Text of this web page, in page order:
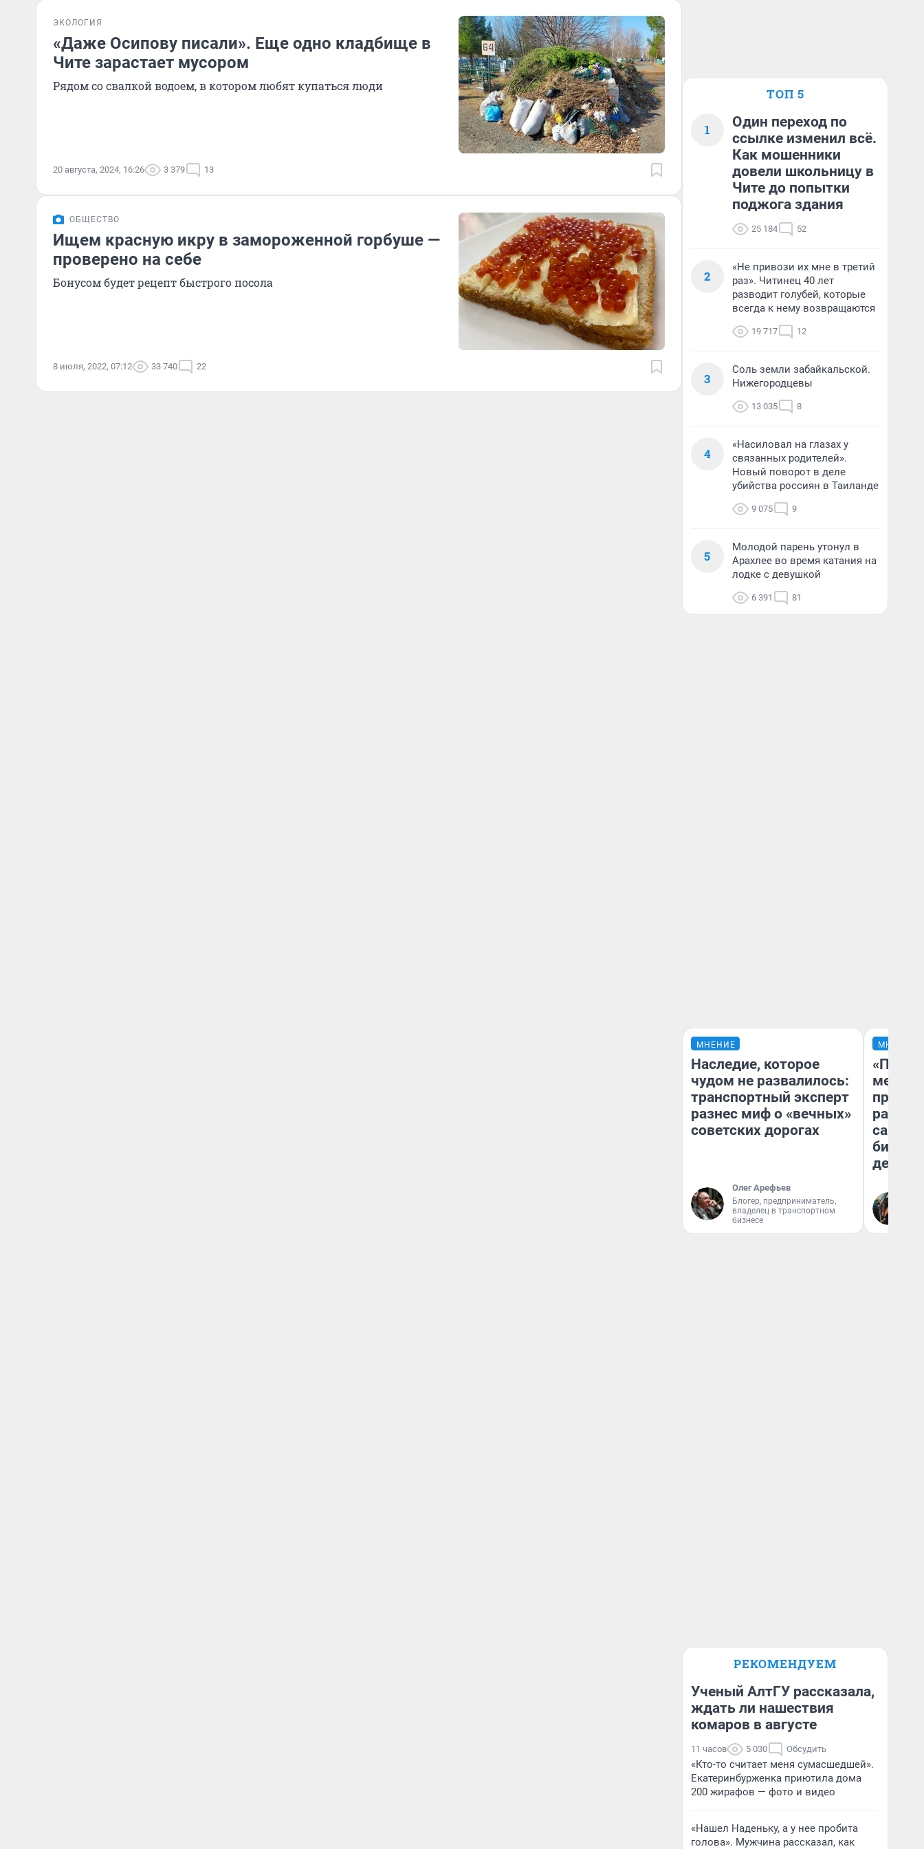
ЭКОЛОГИЯ
«Даже Осипову писали». Еще одно кладбище в
Чите зарастает мусором
Рядом со свалкой водоем, в котором любят купаться люди
20 августа, 2024, 16:26 3 379 13
ОБЩЕСТВО
Ищем красную икру в замороженной горбуше —
проверено на себе
Бонусом будет рецепт быстрого посола
8 июля, 2022, 07:12 33 740 22
ТОП 5
1
Один переход по
ссылке изменил всё.
Как мошенники
довели школьницу в
Чите до попытки
поджога здания
25 184 52
2
«Не привози их мне в третий
раз». Читинец 40 лет
разводит голубей, которые
всегда к нему возвращаются
19 717 12
3
Соль земли забайкальской.
Нижегородцевы
13 035 8
4
«Насиловал на глазах у
связанных родителей».
Новый поворот в деле
убийства россиян в Таиланде
9 075 9
5
Молодой парень утонул в
Арахлее во время катания на
лодке с девушкой
6 391 81
МНЕНИЕ
Наследие, которое
чудом не развалилось:
транспортный эксперт
разнес миф о «вечных»
советских дорогах
Олег Арефьев
Блогер, предприниматель,
владелец в транспортном
бизнесе
МНЕНИЕ
самом
РЕКОМЕНДУЕМ
Ученый АлтГУ рассказала,
ждать ли нашествия
комаров в августе
11 часов 5 030 Обсудить
«Кто-то считает меня сумасшедшей».
Екатеринбурженка приютила дома
200 жирафов — фото и видео
«Нашел Наденьку, а у нее пробита
голова». Мужчина рассказал, как